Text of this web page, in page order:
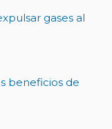
gases al
beneficios de